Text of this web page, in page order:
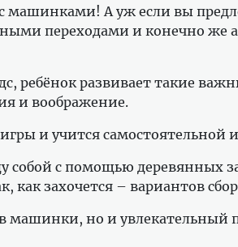
машинками! А уж если вы
переходами и конечно же
ребёнок развивает такие
и воображение.
и учится самостоятельной
собой с помощью деревянных
как захочется – вариантов
но и увлекательный